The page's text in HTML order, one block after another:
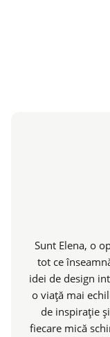
Sunt Elena, o
tot ce
idei de design
o viață mai
de inspirație
fiecare mică